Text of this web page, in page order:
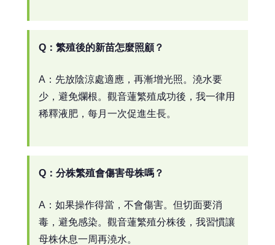
Q：繁殖後的新苗怎麼照顧？
A：先放陰涼處適應，再漸增光照。澆水要
少，避免爛根。觀音蓮繁殖成功後，我一律用
稀釋液肥，每月一次促進生長。
Q：分株繁殖會傷害母株嗎？
A：如果操作得當，不會傷害。但切面要消
毒，避免感染。觀音蓮繁殖分株後，我習慣讓
母株休息一周再澆水。